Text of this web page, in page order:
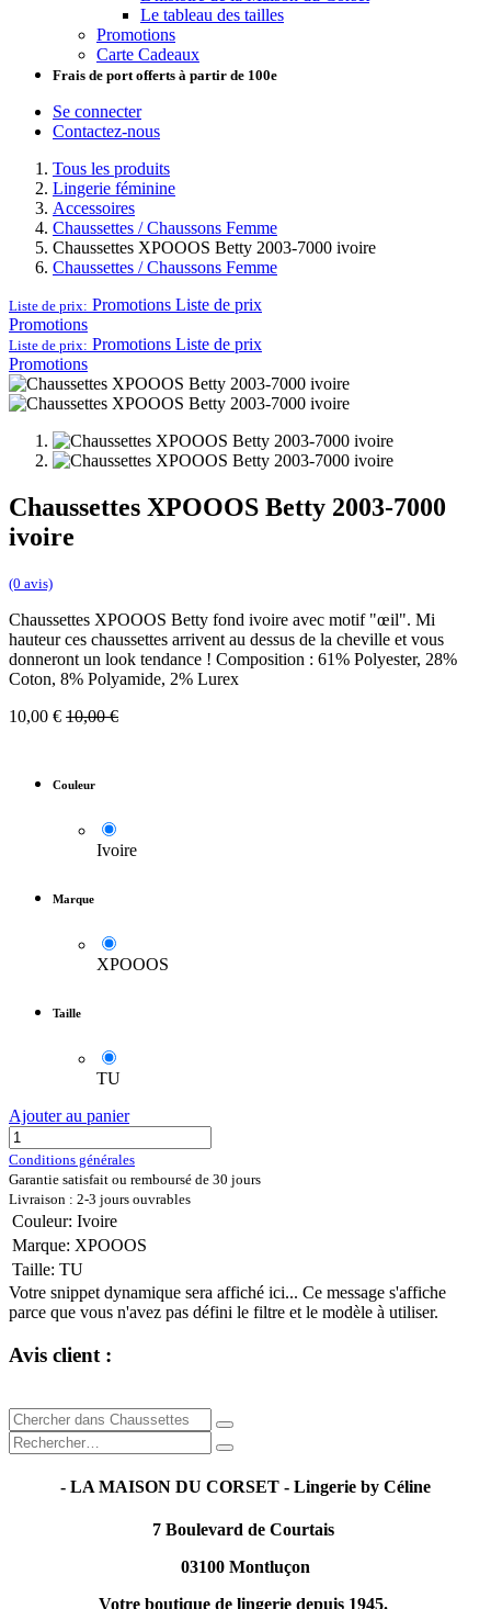
Le tableau des tailles
Promotions
Carte Cadeaux
Frais de port offerts à partir de 100e
Se connecter
Contactez-nous
Tous les produits
Lingerie féminine
Accessoires
Chaussettes / Chaussons Femme
Chaussettes XPOOOS Betty 2003-7000 ivoire
Chaussettes / Chaussons Femme
Liste de prix: Promotions Liste de prix
Promotions
Liste de prix: Promotions Liste de prix
Promotions
Chaussettes XPOOOS Betty 2003-7000
ivoire
(0 avis)
Chaussettes XPOOOS Betty fond ivoire avec motif "œil". Mi
hauteur ces chaussettes arrivent au dessus de la cheville et vous
donneront un look tendance ! Composition : 61% Polyester, 28%
Coton, 8% Polyamide, 2% Lurex
10,00 € 10,00€
Couleur
Ivoire
Marque
XPOOOS
Taille
TU
Ajouter au panier
Conditions générales
Garantie satisfait ou remboursé de 30 jours
Livraison : 2-3 jours ouvrables
Couleur: Ivoire
Marque: XPOOOS
Taille: TU
Votre snippet dynamique sera affiché ici... Ce message s'affiche
parce que vous n'avez pas défini le filtre et le modèle à utiliser.
Avis client :
- LA MAISON DU CORSET - Lingerie by Céline
7 Boulevard de Courtais
03100 Montluçon
Votre boutique de lingerie depuis 1945.